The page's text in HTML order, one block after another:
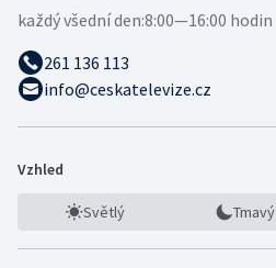
každý všední den:8:00—16:00 hodin
261 136 113
info@ceskatelevize.cz
Vzhled
Světlý Tmavý